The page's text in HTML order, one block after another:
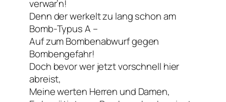
verwar’n!
Denn der werkelt zu lang schon am
Bomb-Typus A –
Auf zum Bombenabwurf gegen
Bombengefahr!
Doch bevor wer jetzt vorschnell hier
abreist,
Meine werten Herren und Damen,